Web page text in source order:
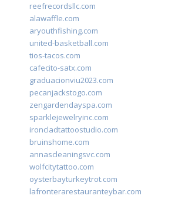
reefrecordsllc.com
alawaffle.com
aryouthfishing.com
united-basketball.com
tios-tacos.com
cafecito-satx.com
graduacionviu2023.com
pecanjackstogo.com
zengardendayspa.com
sparklejewelryinc.com
ironcladtattoostudio.com
bruinshome.com
annascleaningsvc.com
wolfcitytattoo.com
oysterbayturkeytrot.com
lafronterarestauranteybar.com